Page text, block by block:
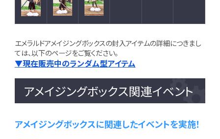
エメラルドアメイジングボックスの封入アイテムの詳細につきまし
ては、以下のページをご覧ください。
▼現在販売中のランダム型アイテム
アメイジングボックス関連イベント
アメイジングボックスに関連したイベントを実施！